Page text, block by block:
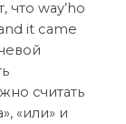
way’hо
it came
считать
«или» и